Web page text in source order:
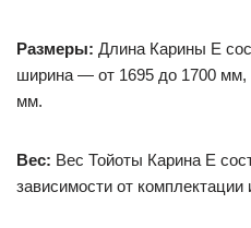
Размеры: Длина Карины Е
ширина — от 1695 до 1700
мм.
Вес: Вес Тойоты Карина Е
зависимости от